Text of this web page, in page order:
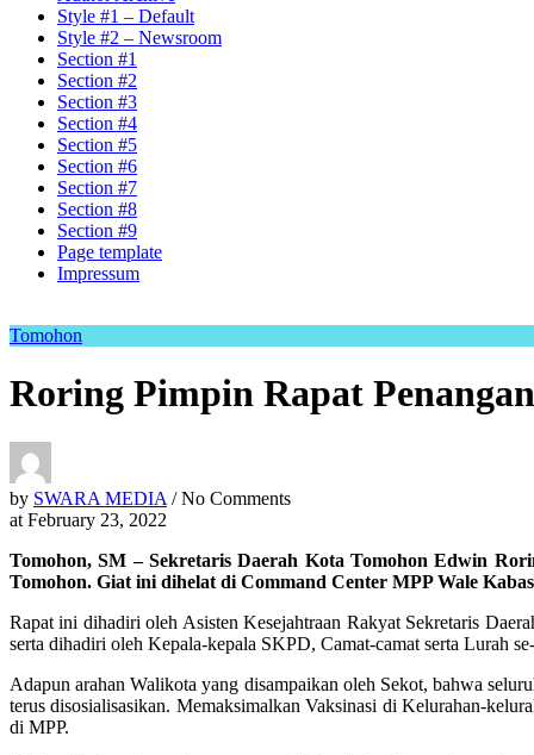
Style #1 – Default
Style #2 – Newsroom
Section #1
Section #2
Section #3
Section #4
Section #5
Section #6
Section #7
Section #8
Section #9
Page template
Impressum
Tomohon
Roring Pimpin Rapat
by SWARA MEDIA / No Comments
at February 23, 2022
Tomohon, SM – Sekretaris Daerah Kota Tomohon Edwin
Tomohon. Giat ini dihelat di Command Center MPP Wale
Rapat ini dihadiri oleh Asisten Kesejahtraan Rakyat Sekretaris
serta dihadiri oleh Kepala-kepala SKPD, Camat-camat serta Lurah
Adapun arahan Walikota yang disampaikan oleh Sekot, bahwa
terus disosialisasikan. Memaksimalkan Vaksinasi di Kelurahan-
di MPP.